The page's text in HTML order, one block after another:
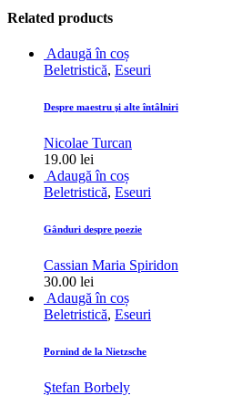
Related products
Adaugă în coș
Beletristică, Eseuri
Despre maestru şi alte întâlniri
Nicolae Turcan
19.00 lei
Adaugă în coș
Beletristică, Eseuri
Gânduri despre poezie
Cassian Maria Spiridon
30.00 lei
Adaugă în coș
Beletristică, Eseuri
Pornind de la Nietzsche
Ştefan Borbely